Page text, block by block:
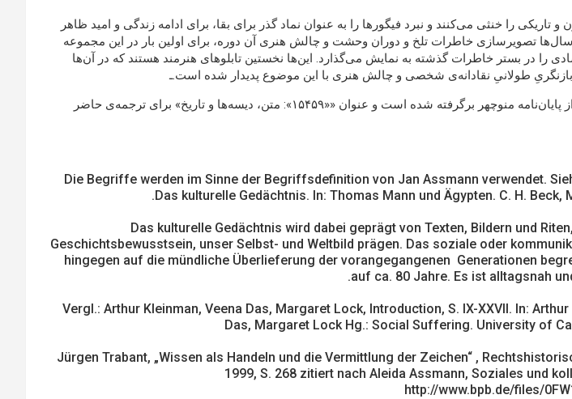
تاریکی را خنثی می‌کنند و نبرد فیگورها را به عنوان نماد گذر برای بقا، برای ادامه زندگی و امید ظاهر
تصویرسازی خاطرات تلخ و دوران وحشت و چالش هنری آن دوره، برای اولین بار در این مجموعه
را در بستر خاطرات گذشته به نمایش می‌گذارد. این‌ها نخستین تابلوهای هنرمند هستند که در آن‌ها
طولانیِ نقادانه‌ی شخصی و چالش هنری با این موضوع پدیدار شده است.ـ
: این متن از پایان‌نامه‌ منوچهر برگرفته شده است و عنوان ««۱۵۴۵۹»: متن، دیسه‌ها و تاریخ» برای ترجمه‌ی حاضر
[i] Die Begriffe werden im Sinne der Begriffsdefinition von Jan Assmann verwendet.
Das kulturelle Gedächtnis. In: Thomas Mann und Ägypten. C. H. Beck,
Das kulturelle Gedächtnis wird dabei geprägt von Texten, Bildern und
Geschichtsbewusstsein, unser Selbst- und Weltbild prägen. Das soziale oder
hingegen auf die mündliche Überlieferung der vorangegangenen Generationen
auf ca. 80 Jahre. Es ist alltagsnah
[ii] Vergl.: Arthur Kleinman, Veena Das, Margaret Lock, Introduction, S. IX-XXVII. In:
Das, Margaret Lock Hg.: Social Suffering. University of
[iii] Jürgen Trabant, „Wissen als Handeln und die Vermittlung der Zeichen“ ,
1999, S. 268 zitiert nach Aleida Assmann, Soziales und
http://www.bpb.de/files/